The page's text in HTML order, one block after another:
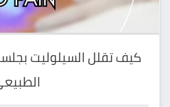
كيف تقلل السيلوليت